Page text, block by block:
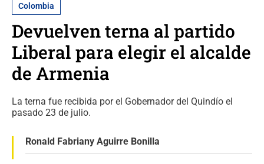
Colombia
Devuelven terna al partido
Liberal para elegir el alcalde
de Armenia
La terna fue recibida por el Gobernador del Quindío el
pasado 23 de julio.
Ronald Fabriany Aguirre Bonilla